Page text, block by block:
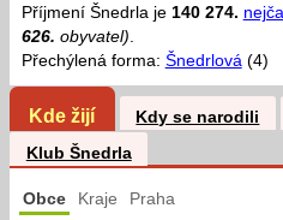
Příjmení Šnedrla je 140 274.
626. obyvatel).
Přechýlená forma: Šnedrlová(4)
Kde žijí Kdy se narodili
Klub Šnedrla
Obce Kraje Praha